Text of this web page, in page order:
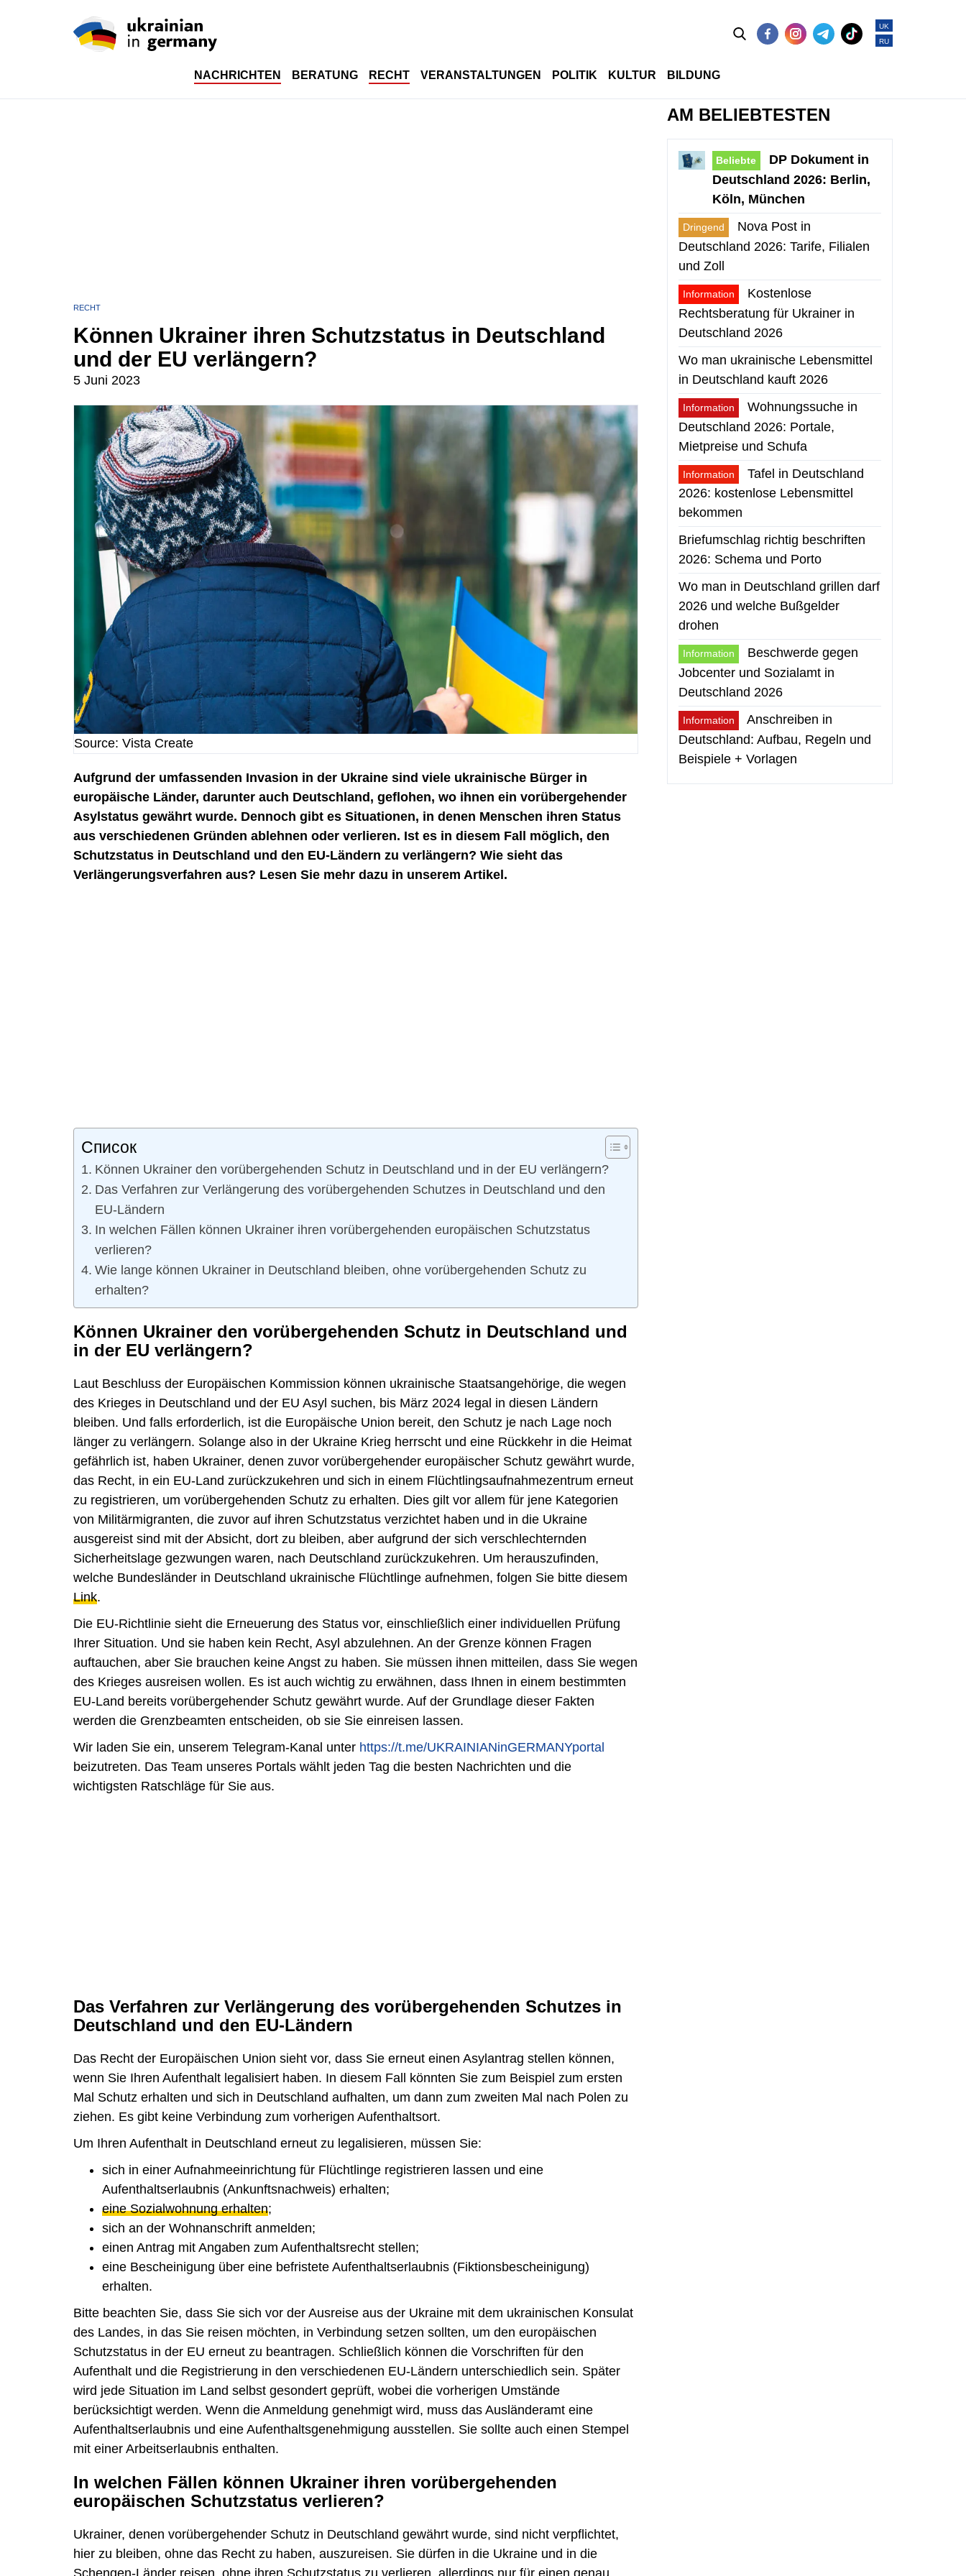
NACHRICHTEN BERATUNG RECHT VERANSTALTUNGEN POLITIK KULTUR BILDUNG
UK
RU
RECHT
Können Ukrainer ihren Schutzstatus in Deutschland
und der EU verlängern?
5 Juni 2023
Source: Vista Create
Aufgrund der umfassenden Invasion in der Ukraine sind viele ukrainische Bürger in
europäische Länder, darunter auch Deutschland, geflohen, wo ihnen ein vorübergehender
Asylstatus gewährt wurde. Dennoch gibt es Situationen, in denen Menschen ihren Status
aus verschiedenen Gründen ablehnen oder verlieren. Ist es in diesem Fall möglich, den
Schutzstatus in Deutschland und den EU-Ländern zu verlängern? Wie sieht das
Verlängerungsverfahren aus? Lesen Sie mehr dazu in unserem Artikel.
Список
Können Ukrainer den vorübergehenden Schutz in Deutschland und in der EU verlängern?
Das Verfahren zur Verlängerung des vorübergehenden Schutzes in Deutschland und den
EU-Ländern
In welchen Fällen können Ukrainer ihren vorübergehenden europäischen Schutzstatus
verlieren?
Wie lange können Ukrainer in Deutschland bleiben, ohne vorübergehenden Schutz zu
erhalten?
Können Ukrainer den vorübergehenden Schutz in Deutschland und
in der EU verlängern?
Laut Beschluss der Europäischen Kommission können ukrainische Staatsangehörige, die wegen
des Krieges in Deutschland und der EU Asyl suchen, bis März 2024 legal in diesen Ländern
bleiben. Und falls erforderlich, ist die Europäische Union bereit, den Schutz je nach Lage noch
länger zu verlängern. Solange also in der Ukraine Krieg herrscht und eine Rückkehr in die Heimat
gefährlich ist, haben Ukrainer, denen zuvor vorübergehender europäischer Schutz gewährt wurde,
das Recht, in ein EU-Land zurückzukehren und sich in einem Flüchtlingsaufnahmezentrum erneut
zu registrieren, um vorübergehenden Schutz zu erhalten. Dies gilt vor allem für jene Kategorien
von Militärmigranten, die zuvor auf ihren Schutzstatus verzichtet haben und in die Ukraine
ausgereist sind mit der Absicht, dort zu bleiben, aber aufgrund der sich verschlechternden
Sicherheitslage gezwungen waren, nach Deutschland zurückzukehren. Um herauszufinden,
welche Bundesländer in Deutschland ukrainische Flüchtlinge aufnehmen, folgen Sie bitte diesem
Link.
Die EU-Richtlinie sieht die Erneuerung des Status vor, einschließlich einer individuellen Prüfung
Ihrer Situation. Und sie haben kein Recht, Asyl abzulehnen. An der Grenze können Fragen
auftauchen, aber Sie brauchen keine Angst zu haben. Sie müssen ihnen mitteilen, dass Sie wegen
des Krieges ausreisen wollen. Es ist auch wichtig zu erwähnen, dass Ihnen in einem bestimmten
EU-Land bereits vorübergehender Schutz gewährt wurde. Auf der Grundlage dieser Fakten
werden die Grenzbeamten entscheiden, ob sie Sie einreisen lassen.
Wir laden Sie ein, unserem Telegram-Kanal unter https://t.me/UKRAINIANinGERMANYportal
beizutreten. Das Team unseres Portals wählt jeden Tag die besten Nachrichten und die
wichtigsten Ratschläge für Sie aus.
Das Verfahren zur Verlängerung des vorübergehenden Schutzes in
Deutschland und den EU-Ländern
Das Recht der Europäischen Union sieht vor, dass Sie erneut einen Asylantrag stellen können,
wenn Sie Ihren Aufenthalt legalisiert haben. In diesem Fall könnten Sie zum Beispiel zum ersten
Mal Schutz erhalten und sich in Deutschland aufhalten, um dann zum zweiten Mal nach Polen zu
ziehen. Es gibt keine Verbindung zum vorherigen Aufenthaltsort.
Um Ihren Aufenthalt in Deutschland erneut zu legalisieren, müssen Sie:
sich in einer Aufnahmeeinrichtung für Flüchtlinge registrieren lassen und eine
Aufenthaltserlaubnis (Ankunftsnachweis) erhalten;
eine Sozialwohnung erhalten;
sich an der Wohnanschrift anmelden;
einen Antrag mit Angaben zum Aufenthaltsrecht stellen;
eine Bescheinigung über eine befristete Aufenthaltserlaubnis (Fiktionsbescheinigung)
erhalten.
Bitte beachten Sie, dass Sie sich vor der Ausreise aus der Ukraine mit dem ukrainischen Konsulat
des Landes, in das Sie reisen möchten, in Verbindung setzen sollten, um den europäischen
Schutzstatus in der EU erneut zu beantragen. Schließlich können die Vorschriften für den
Aufenthalt und die Registrierung in den verschiedenen EU-Ländern unterschiedlich sein. Später
wird jede Situation im Land selbst gesondert geprüft, wobei die vorherigen Umstände
berücksichtigt werden. Wenn die Anmeldung genehmigt wird, muss das Ausländeramt eine
Aufenthaltserlaubnis und eine Aufenthaltsgenehmigung ausstellen. Sie sollte auch einen Stempel
mit einer Arbeitserlaubnis enthalten.
In welchen Fällen können Ukrainer ihren vorübergehenden
europäischen Schutzstatus verlieren?
Ukrainer, denen vorübergehender Schutz in Deutschland gewährt wurde, sind nicht verpflichtet,
hier zu bleiben, ohne das Recht zu haben, auszureisen. Sie dürfen in die Ukraine und in die
AM BELIEBTESTEN
Beliebte
DP Dokument in
Deutschland 2026: Berlin,
Köln, München
Dringend
Nova Post in
Deutschland 2026: Tarife, Filialen
und Zoll
Information
Kostenlose
Rechtsberatung für Ukrainer in
Deutschland 2026
Wo man ukrainische Lebensmittel
in Deutschland kauft 2026
Information
Wohnungssuche in
Deutschland 2026: Portale,
Mietpreise und Schufa
Information
Tafel in Deutschland
2026: kostenlose Lebensmittel
bekommen
Briefumschlag richtig beschriften
2026: Schema und Porto
Wo man in Deutschland grillen darf
2026 und welche Bußgelder
drohen
Information
Beschwerde gegen
Jobcenter und Sozialamt in
Deutschland 2026
Information
Anschreiben in
Deutschland: Aufbau, Regeln und
Beispiele + Vorlagen